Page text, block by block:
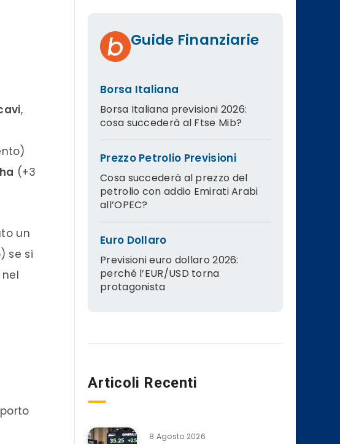
,
(+3
un
se si
Guide Finanziarie
Borsa Italiana
Borsa Italiana previsioni 2026:
cosa succederà al Ftse Mib?
Prezzo Petrolio Previsioni
Cosa succederà al prezzo del
petrolio con addio Emirati Arabi
all’OPEC?
Euro Dollaro
Previsioni euro dollaro 2026:
perché l’EUR/USD torna
protagonista
Articoli Recenti
8 Agosto 2026